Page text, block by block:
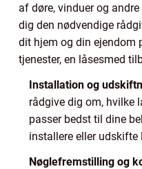
af døre, vinduer og
dig den nødvendige
dit hjem og din ejendom
tjenester, en låsesmed
Installation og
rådgive dig om, hvilke
passer bedst til dine
installere eller udskifte
Nøglefremstilling og